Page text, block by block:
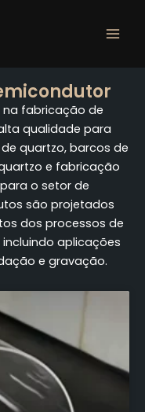
na fabricação de
qualidade para
quartzo, barcos de
e fabricação
o setor de
são projetados
dos processos de
aplicações
e gravação.